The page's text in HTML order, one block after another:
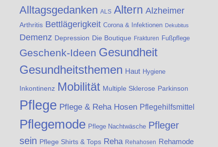
Alltagsgedanken ALS Altern Alzheimer
Arthritis Bettlägerigkeit Corona & Infektionen Dekubitus
Demenz Depression Die Boutique Frakturen Fußpflege
Geschenk-Ideen Gesundheit
Gesundheitsthemen Haut Hygiene
Inkontinenz Mobilität Multiple Sklerose Parkinson
Pflege Pflege & Reha Hosen Pflegehilfsmittel
Pflegemode Pflege Nachtwäsche Pfleger
sein Pflege Shirts & Tops Reha Rehahosen Rehamode